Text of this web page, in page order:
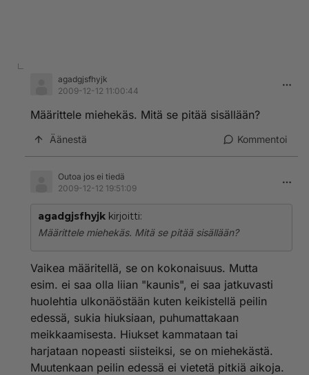
agadgjsfhyjk
2009-12-12 11:00:44
Määrittele miehekäs. Mitä se pitää sisällään?
Äänestä Kommentoi
Outoa jos ei tiedä
2009-12-12 19:51:09
agadgjsfhyjk kirjoitti:
Määrittele miehekäs. Mitä se pitää sisällään?
Vaikea määritellä, se on kokonaisuus. Mutta
esim. ei saa olla liian "kaunis", ei saa jatkuvasti
huolehtia ulkonäöstään kuten keikistellä peilin
edessä, sukia hiuksiaan, puhumattakaan
meikkaamisesta. Hiukset kammataan tai
harjataan nopeasti siisteiksi, se on miehekästä.
Muutenkaan peilin edessä ei vietetä pitkiä aikoja.